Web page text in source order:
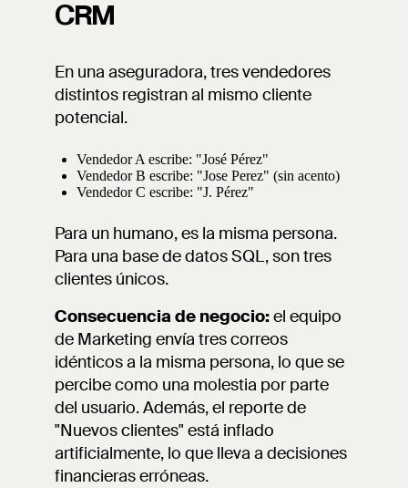
CRM
En una aseguradora, tres vendedores
distintos registran al mismo cliente
potencial.
Vendedor A escribe: "José Pérez"
Vendedor B escribe: "Jose Perez" (sin acento)
Vendedor C escribe: "J. Pérez"
Para un humano, es la misma persona.
Para una base de datos SQL, son tres
clientes únicos.
Consecuencia de negocio:el equipo
de Marketing envía tres correos
idénticos a la misma persona, lo que se
percibe como una molestia por parte
del usuario. Además, el reporte de
"Nuevos clientes" está inflado
artificialmente, lo que lleva a decisiones
financieras erróneas.